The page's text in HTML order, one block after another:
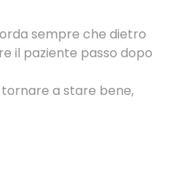
sempre che dietro
il paziente passo dopo
a stare bene,